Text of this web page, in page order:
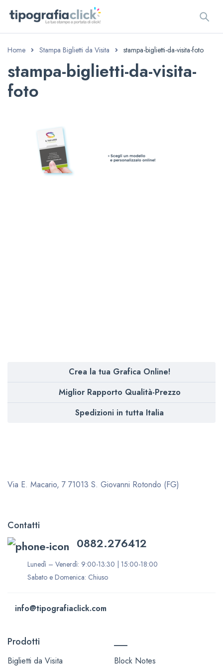
Home Stampa Biglietti da Visita stampa-biglietti-da-visita-foto
stampa-biglietti-da-visita-
foto
Crea la tua Grafica Online!
Miglior Rapporto Qualità-Prezzo
Spedizioni in tutta Italia
Via E. Macario, 7 71013 S. Giovanni Rotondo (FG)
Contatti
0882.276412
Lunedì – Venerdì: 9:00-13:30 | 15:00-18:00
Sabato e Domenica: Chiuso
info@tipografiaclick.com
Prodotti
Biglietti da Visita Block Notes